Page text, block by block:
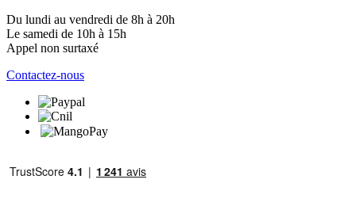
Du lundi au vendredi de 8h à 20h
Le samedi de 10h à 15h
Appel non surtaxé
Contactez-nous